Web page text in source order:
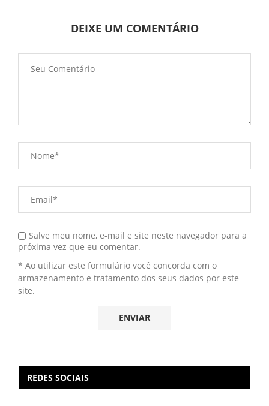
DEIXE UM COMENTÁRIO
Salve meu nome, e-mail e site neste navegador para a
próxima vez que eu comentar.
* Ao utilizar este formulário você concorda com o
armazenamento e tratamento dos seus dados por este
site.
REDES SOCIAIS